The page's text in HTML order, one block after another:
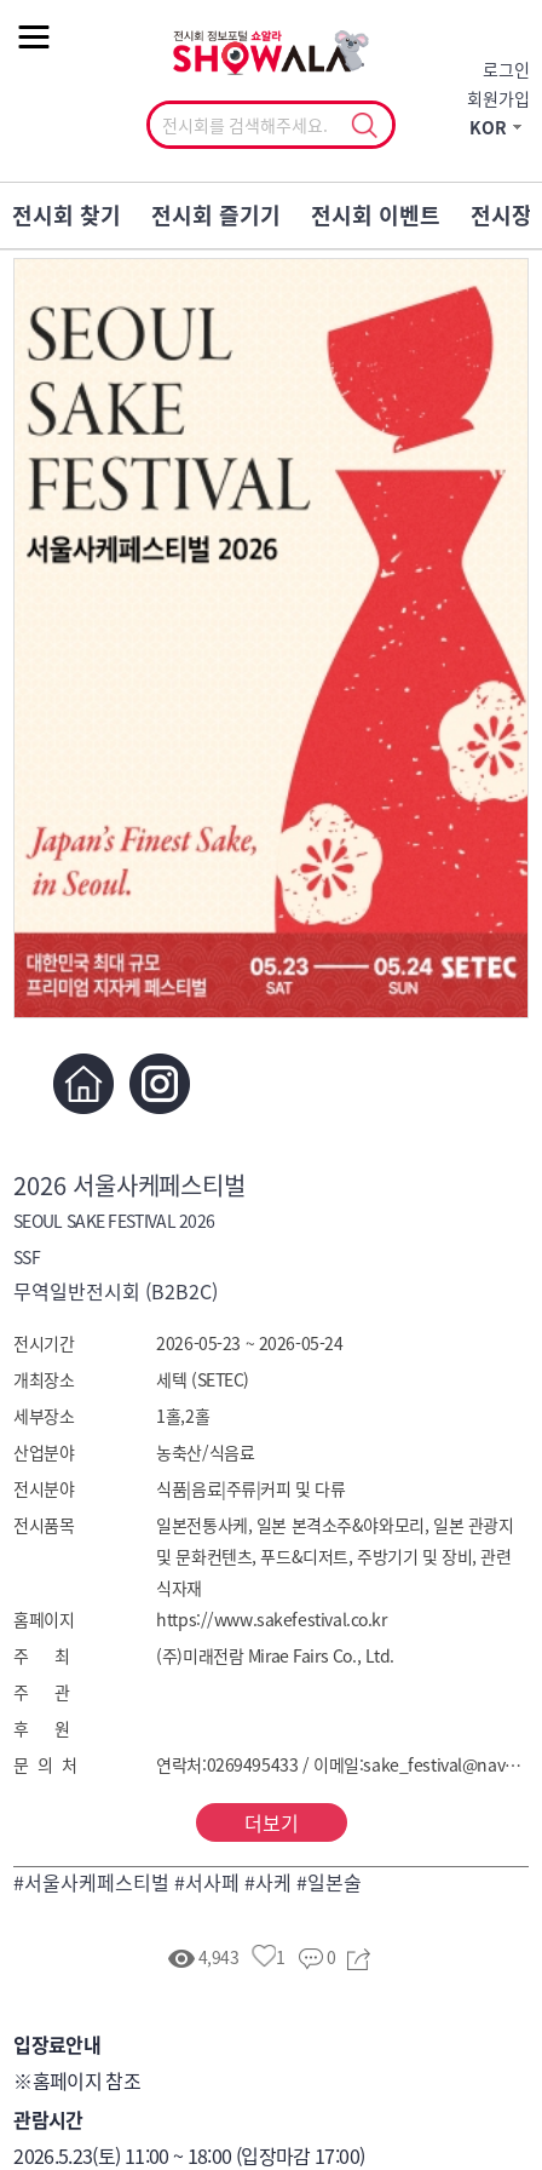
로그인
회원가입
KOR
전시회 찾기 전시회 즐기기 전시회 이벤트 전시장
2026 서울사케페스티벌
SEOUL SAKE FESTIVAL 2026
SSF
무역일반전시회 (B2B2C)
전시기간
2026-05-23 ~ 2026-05-24
개최장소
세텍 (SETEC)
세부장소
1홀,2홀
산업분야
농축산/식음료
전시분야
식품|음료|주류|커피 및 다류
전시품목
일본전통사케, 일본 본격소주&야와모리, 일본 관광지
및 문화컨텐츠, 푸드&디저트, 주방기기 및 장비, 관련
식자재
홈페이지
https://www.sakefestival.co.kr
주 최
(주)미래전람 Mirae Fairs Co., Ltd.
주 관
후 원
문 의 처
연락처:0269495433 / 이메일:sake_festival@naver.com
더보기
#서울사케페스티벌 #서사페 #사케 #일본술
4,943 1 0
입장료안내
※홈페이지 참조
관람시간
2026.5.23(토) 11:00 ~ 18:00 (입장마감 17:00)